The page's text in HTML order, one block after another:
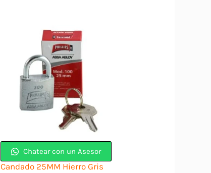
Chatear con un Asesor
Candado 25MM Hierro Gris